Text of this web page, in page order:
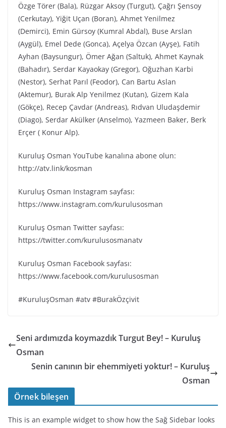
Özge Törer (Bala), Rüzgar Aksoy (Turgut), Çağrı Şensoy
(Cerkutay), Yiğit Uçan (Boran), Ahmet Yenilmez
(Demirci), Emin Gürsoy (Kumral Abdal), Buse Arslan
(Aygül), Emel Dede (Gonca), Açelya Özcan (Ayşe), Fatih
Ayhan (Baysungur), Ömer Ağan (Saltuk), Ahmet Kaynak
(Bahadır), Serdar Kayaokay (Gregor), Oğuzhan Karbi
(Nestor), Serhat Parıl (Feodor), Can Bartu Aslan
(Aktemur), Burak Alp Yenilmez (Kutan), Gizem Kala
(Gökçe), Recep Çavdar (Andreas), Rıdvan Uludaşdemir
(Diago), Serdar Akülker (Anselmo), Yazmeen Baker, Berk
Erçer ( Konur Alp).
Kuruluş Osman YouTube kanalına abone olun:
http://atv.link/kosman
Kuruluş Osman Instagram sayfası:
https://www.instagram.com/kurulusosman
Kuruluş Osman Twitter sayfası:
https://twitter.com/kurulusosmanatv
Kuruluş Osman Facebook sayfası:
https://www.facebook.com/kurulusosman
#KuruluşOsman #atv #BurakÖzçivit
Seni ardımızda koymazdık Turgut Bey! – Kuruluş
Osman
Senin canının bir ehemmiyeti yoktur! – Kuruluş
Osman
Örnek bileşen
This is an example widget to show how the Sağ Sidebar looks